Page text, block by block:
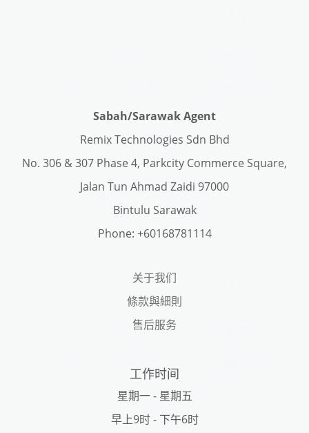
Sabah/Sarawak Agent
Remix Technologies Sdn Bhd
No. 306 & 307 Phase 4, Parkcity Commerce Square,
Jalan Tun Ahmad Zaidi 97000
Bintulu Sarawak
Phone: +60168781114
关于我们
條款與細則
售后服务
工作时间
星期一 - 星期五
早上9时 - 下午6时